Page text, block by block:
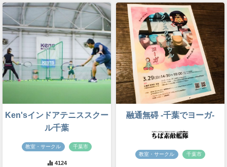
Ken'sインドアテニススクー
ル千葉
教室・サークル 千葉市
4124
融通無碍 -千葉でヨーガ-
教室・サークル 千葉市